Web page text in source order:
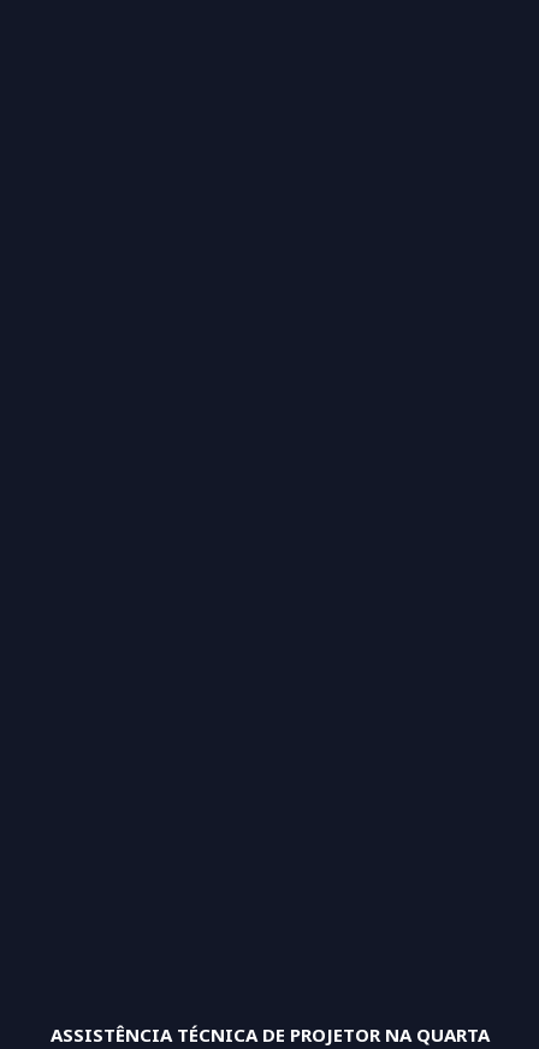
ASSISTÊNCIA TÉCNICA DE PROJETOR NA QUARTA